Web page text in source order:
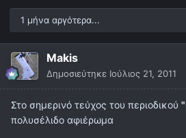
1 μήνα αργότερα...
Makis
Δημοσιεύτηκε Ιούλιος 21, 2011
Στο σημερινό τεύχος του περιοδικού
πολυσέλιδο αφιέρωμα